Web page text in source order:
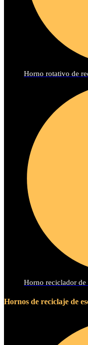
Horno rotativo de
Horno reciclador
Hornos de reciclaje de